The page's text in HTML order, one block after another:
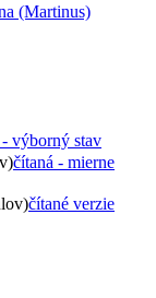
(Martinus)
výborný stav
čítaná - mierne
čítané verzie